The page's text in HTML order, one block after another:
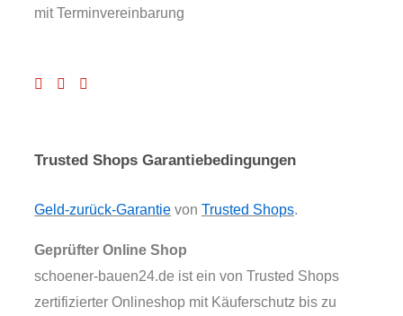
mit Terminvereinbarung
Trusted Shops Garantiebedingungen
Geld-zurück-Garantie von Trusted Shops.
Geprüfter Online Shop
schoener-bauen24.de ist ein von Trusted Shops
zertifizierter Onlineshop mit Käuferschutz bis zu